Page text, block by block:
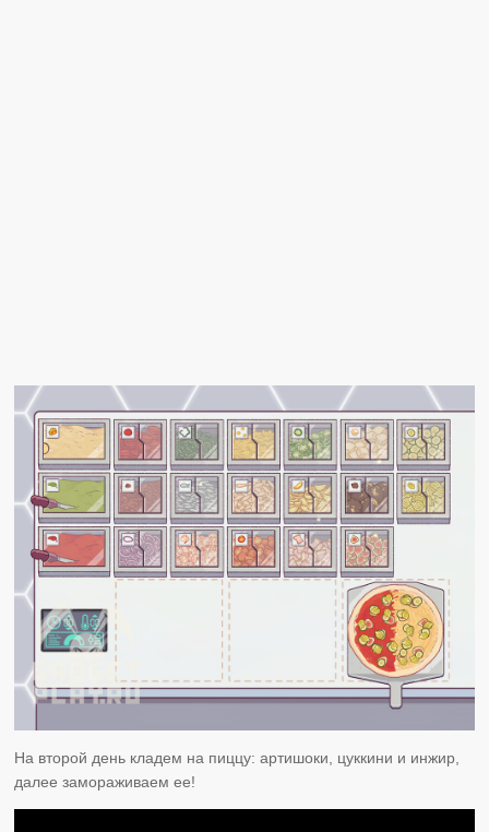
На второй день кладем на пиццу: артишоки, цуккини и инжир,
далее замораживаем ее!